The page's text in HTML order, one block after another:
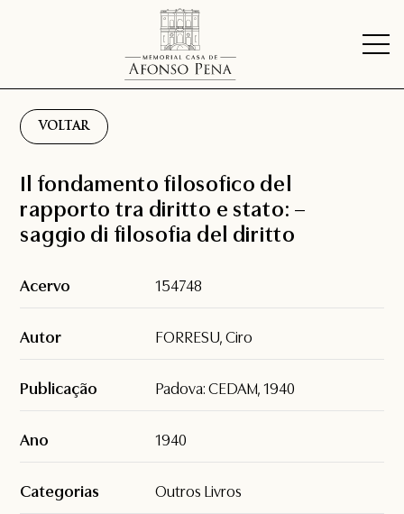
VOLTAR
Il fondamento filosofico del
rapporto tra diritto e stato: –
saggio di filosofia del diritto
Acervo 154748
Autor FORRESU, Ciro
Publicação Padova: CEDAM, 1940
Ano 1940
Categorias Outros Livros